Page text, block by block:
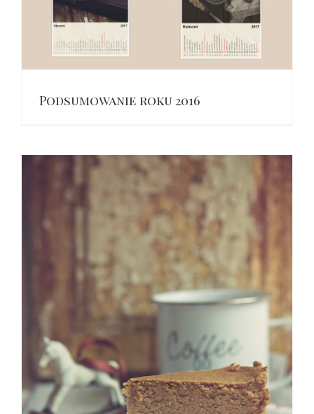
Podsumowanie roku 2016